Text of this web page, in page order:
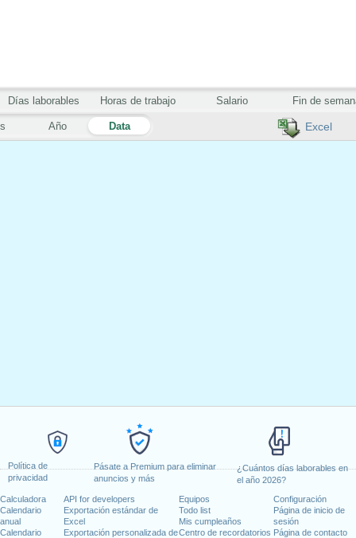
Política de
privacidad
Pásate a Premium para eliminar
anuncios y más
¿Cuántos días laborables en
el año 2026?
Calculadora
Calendario
anual
Calendario
API for developers
Exportación estándar de
Excel
Exportación personalizada de
Equipos
Todo list
Mis cumpleaños
Centro de recordatorios
Configuración
Página de inicio de
sesión
Página de contacto
Excel
Año Data
Días laborables Horas de trabajo Salario Fin de